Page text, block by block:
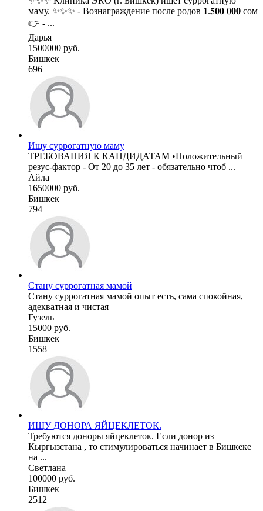
маму. ✨✨✨ - Вознаграждение после родов 𝟏.𝟓𝟎𝟎 𝟎𝟎𝟎 сом
👉 - ...
Дарья
1500000 руб.
Бишкек
696
Ищу суррогатную маму
ТРЕБОВАНИЯ К КАНДИДАТАМ •Положительный
резус-фактор - От 20 до 35 лет - ⁠обязательно чтоб ...
Айла
1650000 руб.
Бишкек
794
Стану суррогатная мамой
Стану суррогатная мамой опыт есть, сама спокойная,
адекватная и чистая
Гузель
15000 руб.
Бишкек
1558
ИЩУ ДОНОРА ЯЙЦЕКЛЕТОК.
Требуются доноры яйцеклеток. Если донор из
Кыргызстана , то стимулироваться начинает в Бишкеке
на ...
Светлана
100000 руб.
Бишкек
2512